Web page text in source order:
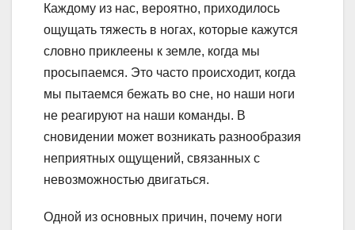
Каждому из нас, вероятно, приходилось
ощущать тяжесть в ногах, которые кажутся
словно приклеены к земле, когда мы
просыпаемся. Это часто происходит, когда
мы пытаемся бежать во сне, но наши ноги
не реагируют на наши команды. В
сновидении может возникать разнообразия
неприятных ощущений, связанных с
невозможностью двигаться.
Одной из основных причин, почему ноги